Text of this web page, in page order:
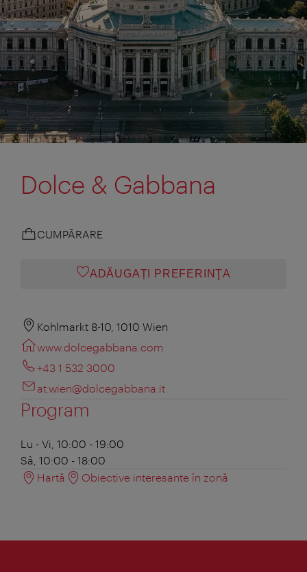
Dolce & Gabbana
CUMPĂRARE
ADĂUGAȚI PREFERINŢA
Kohlmarkt 8-10, 1010 Wien
www.dolcegabbana.com
+43 1 532 3000
at.wien@dolcegabbana.it
Program
Lu - Vi, 10:00 - 19:00
Sâ, 10:00 - 18:00
Hartă
Obiective interesante în zonă